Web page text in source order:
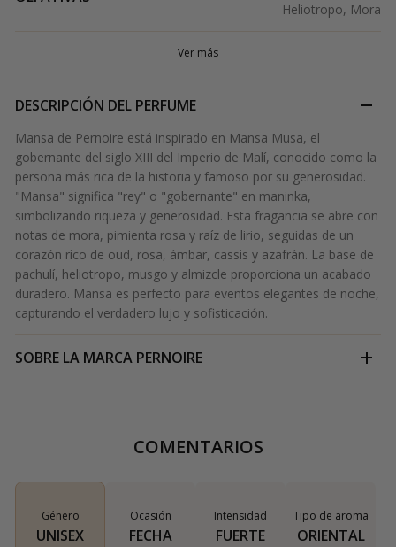
Heliotropo, Mora
Ver más
DESCRIPCIÓN DEL PERFUME
Mansa de Pernoire está inspirado en Mansa Musa, el
gobernante del siglo XIII del Imperio de Malí, conocido como la
persona más rica de la historia y famoso por su generosidad.
"Mansa" significa "rey" o "gobernante" en maninka,
simbolizando riqueza y generosidad. Esta fragancia se abre con
notas de mora, pimienta rosa y raíz de lirio, seguidas de un
corazón rico de oud, rosa, ámbar, cassis y azafrán. La base de
pachulí, heliotropo, musgo y almizcle proporciona un acabado
duradero. Mansa es perfecto para eventos elegantes de noche,
capturando el verdadero lujo y sofisticación.
SOBRE LA MARCA PERNOIRE
COMENTARIOS
Género
UNISEX
Ocasión
FECHA
Intensidad
FUERTE
Tipo de aroma
ORIENTAL